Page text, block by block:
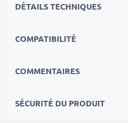
des performances
E1040 / E1050TW / E1050
blanc (Audio gauche) - Rouge
(Audio Mono))
DÉTAILS TECHNIQUES
COMPATIBILITÉ
COMMENTAIRES
SÉCURITÉ DU PRODUIT